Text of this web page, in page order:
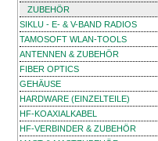
ZUBEHÖR
SIKLU - E- & V-BAND RADIOS
TAMOSOFT WLAN-TOOLS
ANTENNEN & ZUBEHÖR
FIBER OPTICS
GEHÄUSE
HARDWARE (EINZELTEILE)
HF-KOAXIALKABEL
HF-VERBINDER & ZUBEHÖR